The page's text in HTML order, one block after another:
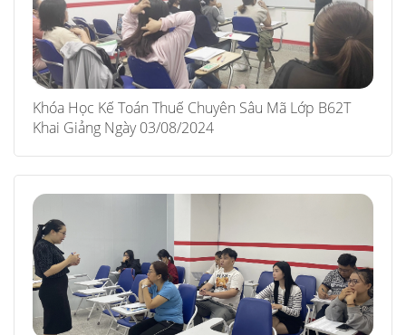
Khóa Học Kế Toán Thuế Chuyên Sâu Mã Lớp B62T
Khai Giảng Ngày 03/08/2024